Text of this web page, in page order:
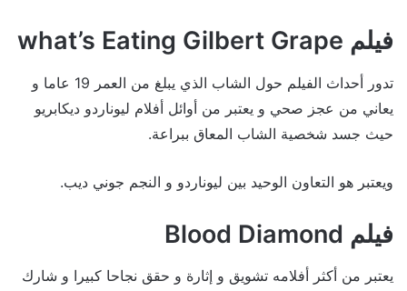
فيلم what’s Eating Gilbert Grape
تدور أحداث الفيلم حول الشاب الذي يبلغ من العمر 19 عاما و
يعاني من عجز صحي و يعتبر من أوائل أفلام ليوناردو ديكابريو
حيث جسد شخصية الشاب المعاق ببراعة.
ويعتبر هو التعاون الوحيد بين ليوناردو و النجم جوني ديب.
فيلم Blood Diamond
يعتبر من أكثر أفلامه تشويق و إثارة و حقق نجاحا كبيرا و شارك